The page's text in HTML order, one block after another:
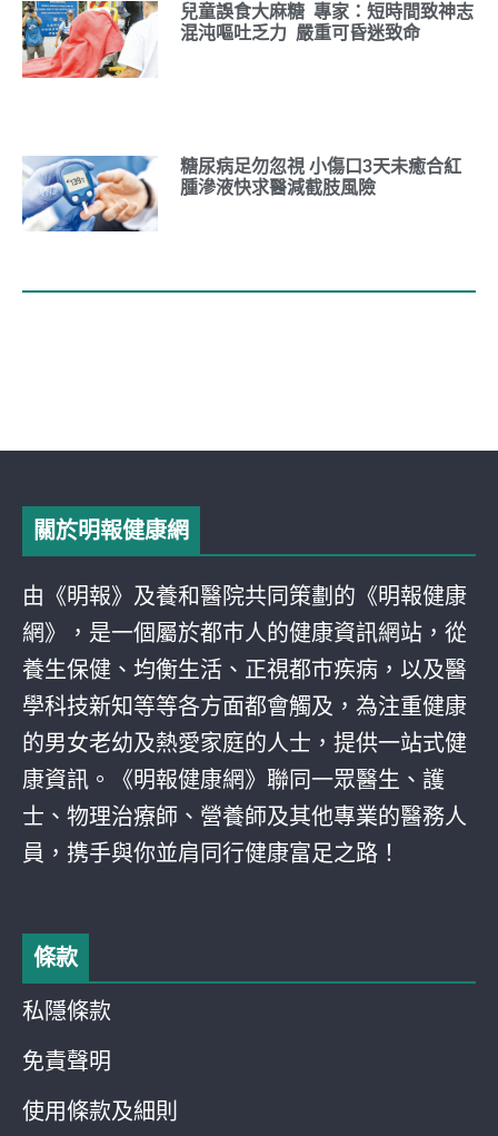
兒童誤食大麻糖 專家：短時間致神志
混沌嘔吐乏力 嚴重可昏迷致命
糖尿病足勿忽視 小傷口3天未癒合紅
腫滲液快求醫減截肢風險
關於明報健康網
由《明報》及養和醫院共同策劃的《明報健康
網》，是一個屬於都巿人的健康資訊網站，從
養生保健、均衡生活、正視都巿疾病，以及醫
學科技新知等等各方面都會觸及，為注重健康
的男女老幼及熱愛家庭的人士，提供一站式健
康資訊。《明報健康網》聯同一眾醫生、護
士、物理治療師、營養師及其他專業的醫務人
員，携手與你並肩同行健康富足之路！
條款
私隱條款
免責聲明
使用條款及細則